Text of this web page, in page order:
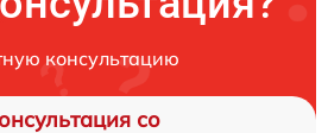
консультацию
со